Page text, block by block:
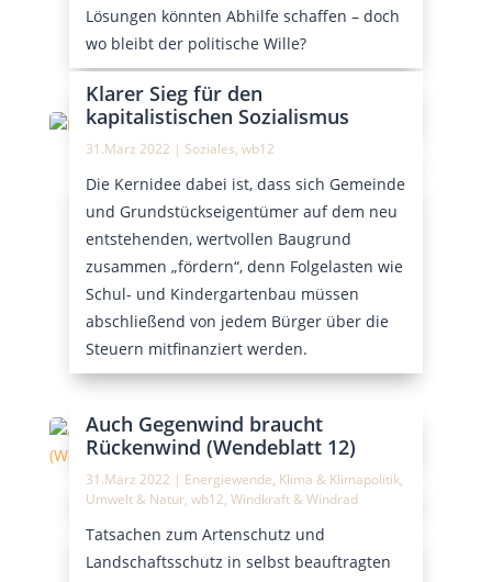
Lösungen könnten Abhilfe schaffen – doch
wo bleibt der politische Wille?
Klarer Sieg für den
kapitalistischen Sozialismus
31.März 2022 | Soziales, wb12
Die Kernidee dabei ist, dass sich Gemeinde
und Grundstückseigentümer auf dem neu
entstehenden, wertvollen Baugrund
zusammen „fördern“, denn Folgelasten wie
Schul- und Kindergartenbau müssen
abschließend von jedem Bürger über die
Steuern mitfinanziert werden.
Auch Gegenwind braucht
Rückenwind (Wendeblatt 12)
31.März 2022 | Energiewende, Klima & Klimapolitik,
Umwelt & Natur, wb12, Windkraft & Windrad
Tatsachen zum Artenschutz und
Landschaftsschutz in selbst beauftragten